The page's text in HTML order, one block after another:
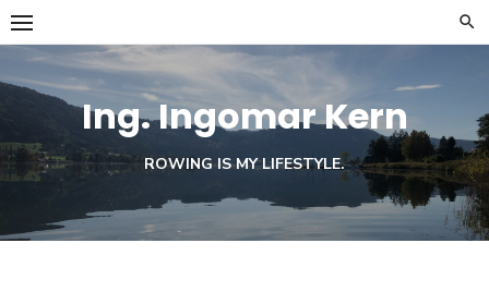
Skip
to
content
Ing. Ingomar Kern
ROWING IS MY LIFESTYLE.